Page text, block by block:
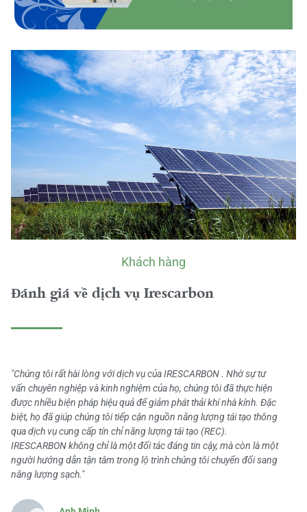
Khách hàng
Đánh giá về dịch vụ Irescarbon
"Chúng tôi rất hài lòng với dịch vụ của IRESCARBON . Nhờ sự tư
vấn chuyên nghiệp và kinh nghiệm của họ, chúng tôi đã thực hiện
được nhiều biện pháp hiệu quả để giảm phát thải khí nhà kính. Đặc
biệt, họ đã giúp chúng tôi tiếp cận nguồn năng lượng tái tạo thông
qua dịch vụ cung cấp tín chỉ năng lượng tái tạo (REC).
IRESCARBON không chỉ là một đối tác đáng tin cậy, mà còn là một
người hướng dẫn tận tâm trong lộ trình chúng tôi chuyển đổi sang
năng lượng sạch."